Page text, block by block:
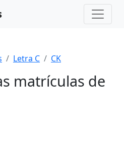
Letra C CK
matrículas de